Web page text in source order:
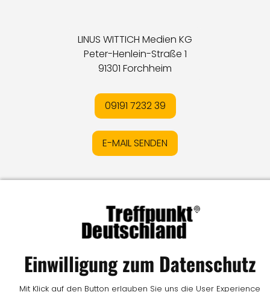
LINUS WITTICH Medien KG
Peter-Henlein-Straße 1
91301 Forchheim
09191 7232 39
E-MAIL SENDEN
MediadatenIKontaktIVertrag widerrufen
© LW Medien GmbH
Einwilligung zum Datenschutz
Mit Klick auf den Button erlauben Sie uns die User Experience